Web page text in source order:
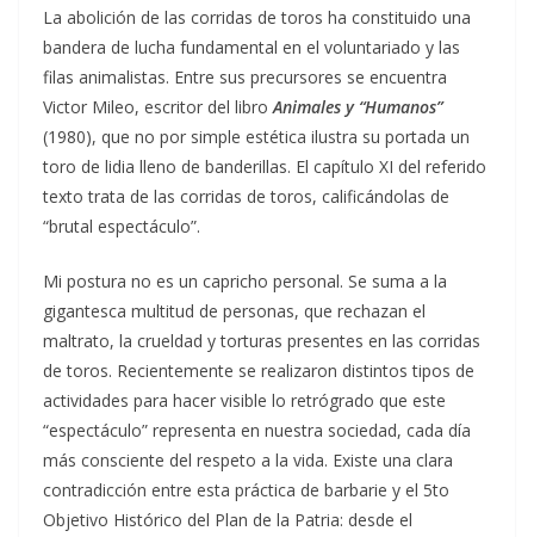
La abolición de las corridas de toros ha constituido una
bandera de lucha fundamental en el voluntariado y las
filas animalistas. Entre sus precursores se encuentra
Victor Mileo, escritor del libroAnimales y “Humanos”
(1980), que no por simple estética ilustra su portada un
toro de lidia lleno de banderillas. El capítulo XI del referido
texto trata de las corridas de toros, calificándolas de
“brutal espectáculo”.
Mi postura no es un capricho personal. Se suma a la
gigantesca multitud de personas, que rechazan el
maltrato, la crueldad y torturas presentes en las corridas
de toros. Recientemente se realizaron distintos tipos de
actividades para hacer visible lo retrógrado que este
“espectáculo” representa en nuestra sociedad, cada día
más consciente del respeto a la vida. Existe una clara
contradicción entre esta práctica de barbarie y el 5to
Objetivo Histórico del Plan de la Patria: desde el